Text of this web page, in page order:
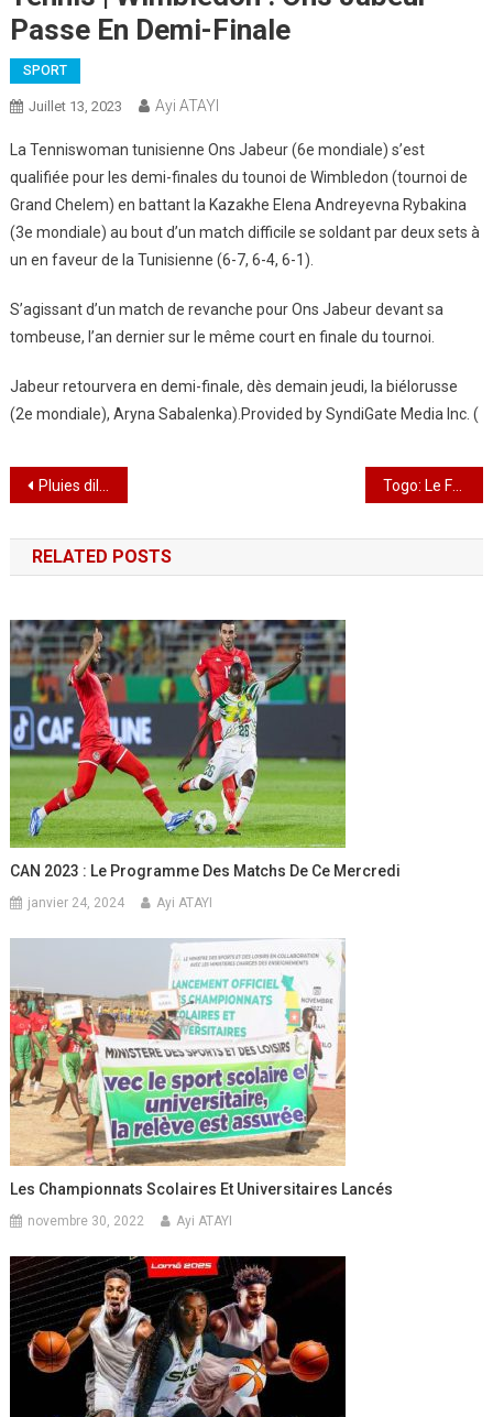
Passe En Demi-Finale
SPORT
Juillet 13, 2023 Ayi ATAYI
La Tenniswoman tunisienne Ons Jabeur (6e mondiale) s’est
qualifiée pour les demi-finales du tounoi de Wimbledon (tournoi de
Grand Chelem) en battant la Kazakhe Elena Andreyevna Rybakina
(3e mondiale) au bout d’un match difficile se soldant par deux sets à
un en faveur de la Tunisienne (6-7, 6-4, 6-1).
S’agissant d’un match de revanche pour Ons Jabeur devant sa
tombeuse, l’an dernier sur le même court en finale du tournoi.
Jabeur retourvera en demi-finale, dès demain jeudi, la biélorusse
(2e mondiale), Aryna Sabalenka).Provided by SyndiGate Media Inc. (
Navigation
de
l’article
Pluies diluviennes : Les premières mesures déployées par la Protection Civile Togo: Le Fonds national de promotion culturelle lancé
RELATED POSTS
CAN 2023 : Le Programme Des Matchs De Ce Mercredi
janvier 24, 2024 Ayi ATAYI
Les Championnats Scolaires Et Universitaires Lancés
novembre 30, 2022 Ayi ATAYI